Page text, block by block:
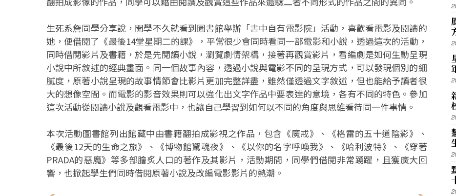
生死系詹同學分享說，開學不久就看到圖書館舉辦「書中自有電影院」活動，喜歡看電影及閱讀的
她，便借閱了《最後14堂星期二的課》，平常很少會同時看同一部電影和小說，透過這次的活動，
同時借閱影片及書籍，於是先閱讀小說，瀏覽劇情架構，接著再觀賞影片，看編劇是如何生動呈現
小說中所敘述的經典畫面。同一個故事內容，透過小說與電影不同的呈現方式，可以發現個別的細
膩度，原著小說呈現的故事情節會比影片更加完整詳盡，雖然僅透過文字敘述，但也能給予讀者很
大的想像空間。而電影的影音效果則可以強化出文字作品中要表達的意境，各有不同的特色。參加
這次活動從閱讀小說及觀看電影中，也讓自己學習到如何以不同的角度與思維看待同一件事情。
本次活動圖書館列出館藏中由書籍翻拍成影視之作品，包含《魔戒》、《格雷的五十道陰影》、
《最後12天的生命之旅》、《博物館驚魂夜》、《以你的名字呼喚我》、《哈利波特》、《穿著
PRADA的惡魔》等多部膾炙人口的著作及其影片，活動期間，同學們借閱非常踴躍，且獲廣大回
響，也掀起學生們同時借閱原著小說及改編電影影片的熱潮。